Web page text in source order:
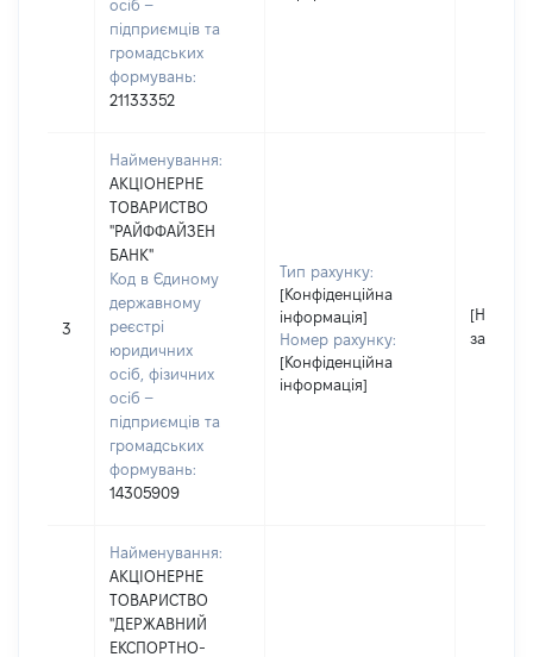
осіб –
підприємців та
громадських
формувань:
21133352
3
Найменування:
АКЦІОНЕРНЕ
ТОВАРИСТВО
"РАЙФФАЙЗЕН
БАНК"
Код в Єдиному
державному
реєстрі
юридичних
осіб, фізичних
осіб –
підприємців та
громадських
формувань:
14305909
Тип рахунку:
[Конфіденційна
інформація]
Номер рахунку:
[Конфіденційна
інформація]
[Не
Найменування:
АКЦІОНЕРНЕ
ТОВАРИСТВО
"ДЕРЖАВНИЙ
ЕКСПОРТНО-